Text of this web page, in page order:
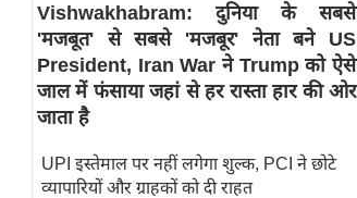
स्तंभ
एम.
आर.
समीक्षा
Vishwakhabram: दुनिया के सबसे
'मजबूत' से सबसे 'मजबूर' नेता बने US
President, Iran War ने Trump को ऐसे
जाल में फंसाया जहां से हर रास्ता हार की ओर
जाता है
UPI इस्तेमाल पर नहीं लगेगा शुल्क, PCI ने छोटे
व्यापारियों और ग्राहकों को दी राहत